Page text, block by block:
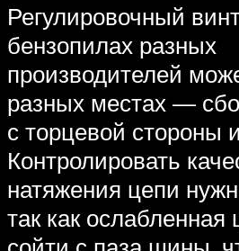
Регулировочный
бензопилах разных
производителей
разных местах —
с торцевой стороны
Контролировать
натяжения цепи
так как